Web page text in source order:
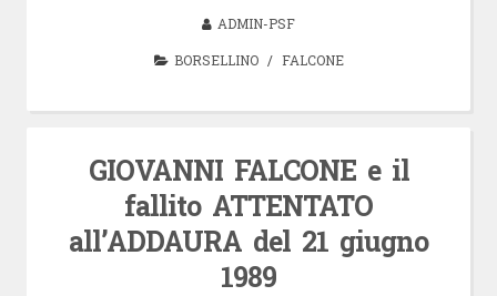
ADMIN-PSF
BORSELLINO/ FALCONE
GIOVANNI FALCONE e il
fallito ATTENTATO
all’ADDAURA del 21 giugno
1989